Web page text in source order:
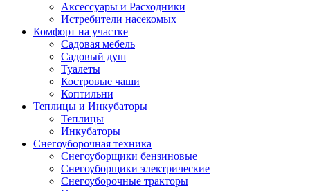
Аксессуары и Расходники
Истребители насекомых
Комфорт на участке
Садовая мебель
Садовый душ
Туалеты
Костровые чаши
Коптильни
Теплицы и Инкубаторы
Теплицы
Инкубаторы
Снегоуборочная техника
Снегоуборщики бензиновые
Снегоуборщики электрические
Снегоуборочные тракторы